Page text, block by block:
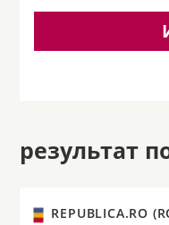
результат
REPUBLICA.RO